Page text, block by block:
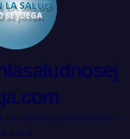
variables que determinan
la salud